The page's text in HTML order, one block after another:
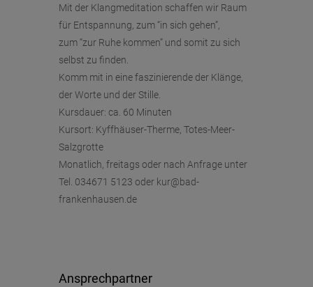
Mit der Klangmeditation schaffen wir Raum
für Entspannung, zum “in sich gehen”,
zum “zur Ruhe kommen” und somit zu sich
selbst zu finden.
Komm mit in eine faszinierende der Klänge,
der Worte und der Stille.
Kursdauer: ca. 60 Minuten
Kursort: Kyffhäuser-Therme, Totes-Meer-
Salzgrotte
Monatlich, freitags oder nach Anfrage unter
Tel. 034671 5123 oder kur@bad-
frankenhausen.de
Ansprechpartner